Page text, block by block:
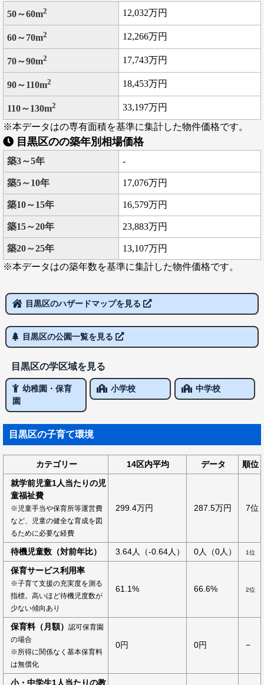
50～60m2 12,032万円
60～70m2 12,266万円
70～90m2 17,743万円
90～110m2 18,453万円
110～130m2
33,197万円
※本データはの専有面積を基準に集計した物件価格です。
目黒区のの築年別相場価格
築3～5年 -
築5～10年 17,076万円
築10～15年 16,579万円
築15～20年 23,883万円
築20～25年
13,107万円
※本データはの築年数を基準に集計した物件価格です。
目黒区のハザードマップを見る
目黒区の公園一覧を見る
目黒区の学区域を見る
幼稚園・保育
園
小学校 中学校
目黒区の子育て環境
カテゴリー 14区内平均 データ
順位
就学前児童1人当たりの児
童福祉費
※児童手当や保育所等運営費
など、児童の健全な育成を図
るために必要な経費
299.4万円 287.5万円 7位
待機児童数（対前年比） 3.64人（-0.64人） 0人（0人） 1位
保育サービス利用率
※子育て支援の充実度を測る
指標。高いほど待機児度数が
少ない傾向あり
61.1% 66.6% 2位
保育料（月額）
認可保育園
の場合
※所得に関係なく基本保育料
は無償化
0円 0円 −
小・中学生1人当たりの教